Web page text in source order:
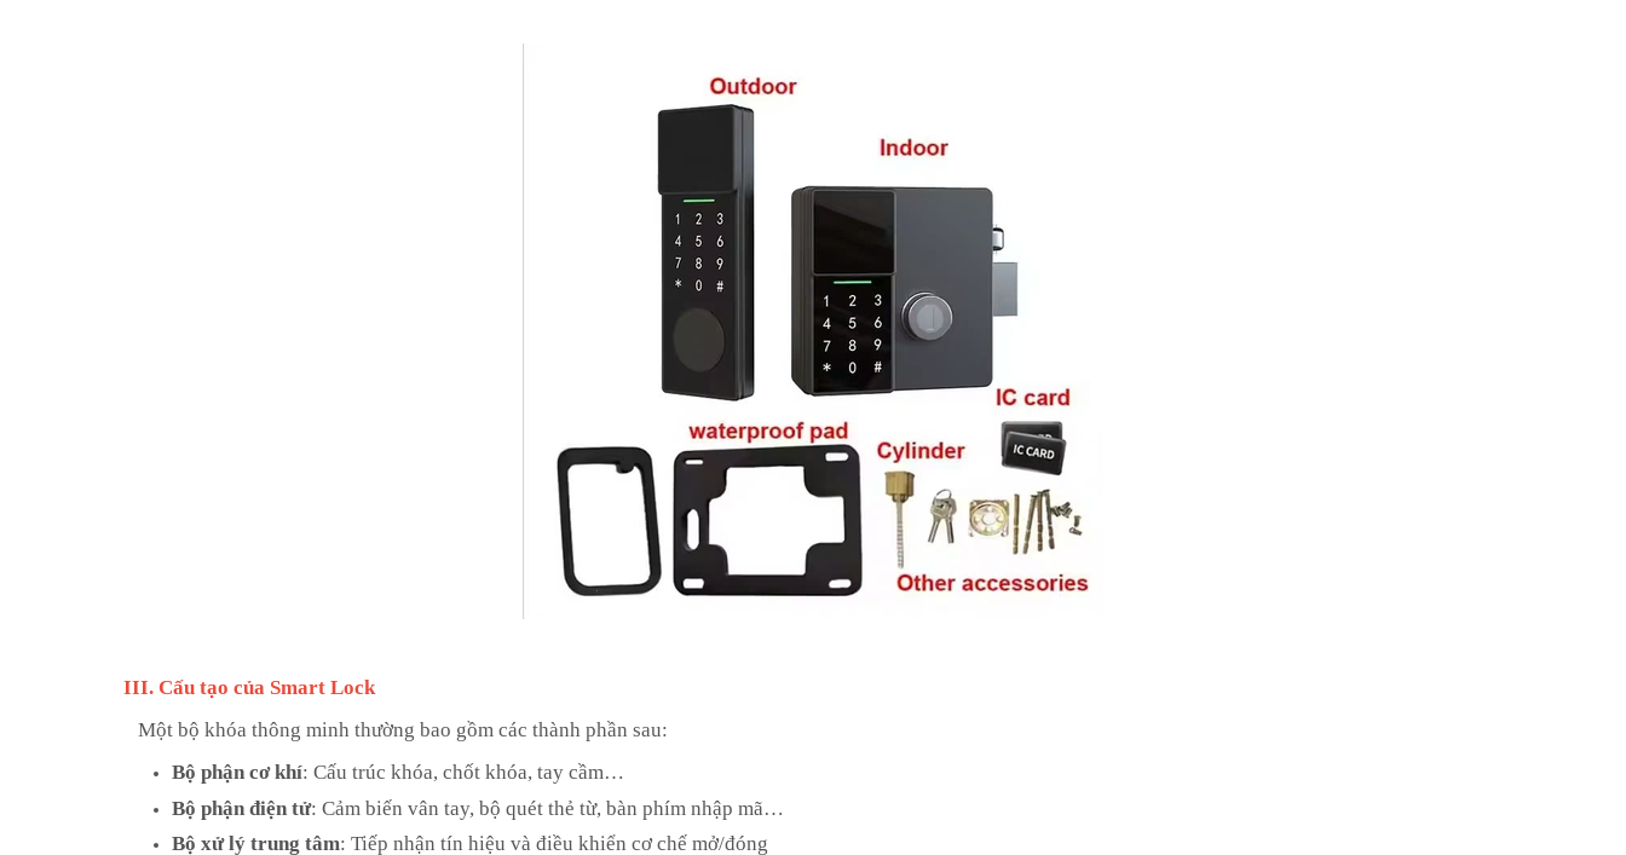
III. Cấu tạo của Smart Lock
Một bộ khóa thông minh thường bao gồm các thành phần sau:
Bộ phận cơ khí: Cấu trúc khóa, chốt khóa, tay cầm…
Bộ phận điện tử: Cảm biến vân tay, bộ quét thẻ từ, bàn phím nhập mã…
Bộ xử lý trung tâm: Tiếp nhận tín hiệu và điều khiển cơ chế mở/đóng